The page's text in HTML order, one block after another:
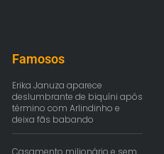
Famosos
Erika Januza aparece
deslumbrante de biquíni após
término com Arlindinho e
deixa fãs babando
Casamento milionário e sem